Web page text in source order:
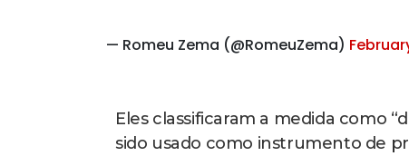
— Romeu Zema (@RomeuZema)
Eles classificaram a medida como
sido usado como instrumento de